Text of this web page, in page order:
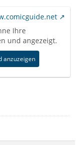
Ihre
und angezeigt.
anzuzeigen